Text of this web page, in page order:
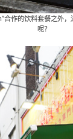
作的饮料套餐之外
呢？